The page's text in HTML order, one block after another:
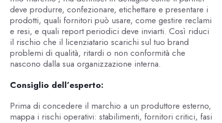
deve produrre, confezionare, etichettare e presentare i
prodotti, quali fornitori può usare, come gestire reclami
e resi, e quali report periodici deve inviarti. Così riduci
il rischio che il licenziatario scarichi sul tuo brand
problemi di qualità, ritardi o non conformità che
nascono dalla sua organizzazione interna.
Consiglio dell’esperto:
Prima di concedere il marchio a un produttore esterno,
mappa i rischi operativi: stabilimenti, fornitori critici, fasi